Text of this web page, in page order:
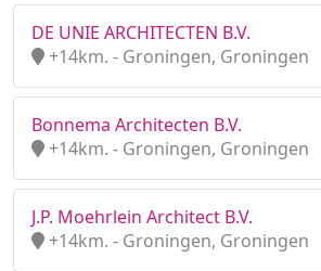
DE UNIE ARCHITECTEN B.V.
+14km. - Groningen, Groningen
Bonnema Architecten B.V.
+14km. - Groningen, Groningen
J.P. Moehrlein Architect B.V.
+14km. - Groningen, Groningen